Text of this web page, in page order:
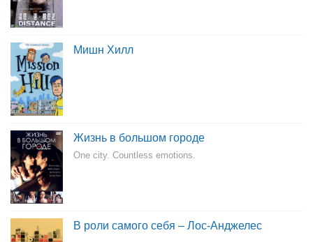
Мишн Хилл
Жизнь в большом городе
One city. Countless emotions.
В роли самого себя – Лос-Анджелес